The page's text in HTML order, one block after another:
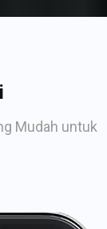
Mudah untuk